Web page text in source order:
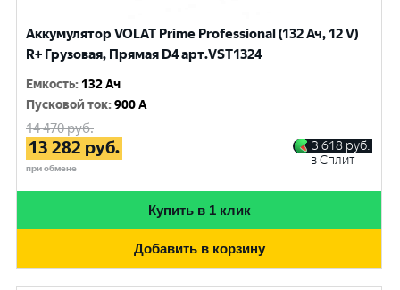
Аккумулятор VOLAT Prime Professional (132 Ач, 12 V)
R+ Грузовая, Прямая D4 арт.VST1324
Емкость: 132 Ач
Пусковой ток:900 A
14 470руб.
13 282 руб.
при обмене
3 618 руб.
в Сплит
Купить в 1 клик
Добавить в корзину